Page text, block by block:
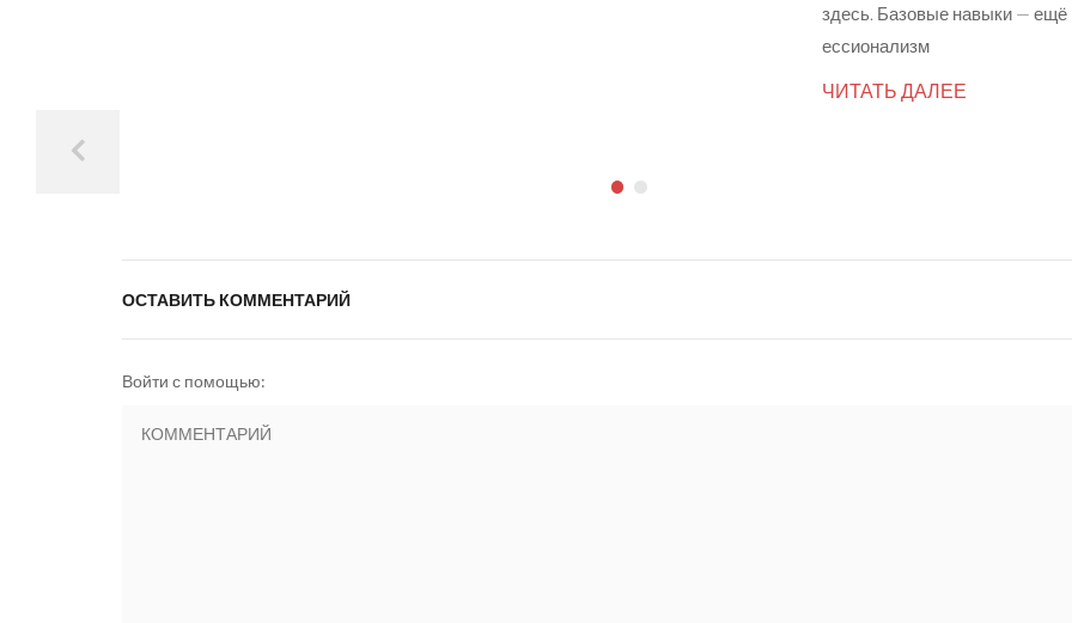
здесь. Базовые навыки — ещё
ессионализм
ЧИТАТЬ ДАЛЕЕ
ОСТАВИТЬ КОММЕНТАРИЙ
Войти с помощью: